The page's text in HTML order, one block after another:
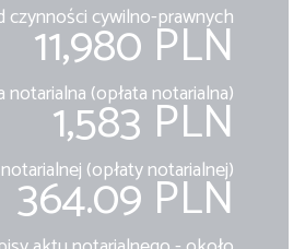
czynności cywilno-prawnych
11,980 PLN
notarialna (opłata notarialna)
1,583 PLN
(opłaty notarialnej)
364.09 PLN